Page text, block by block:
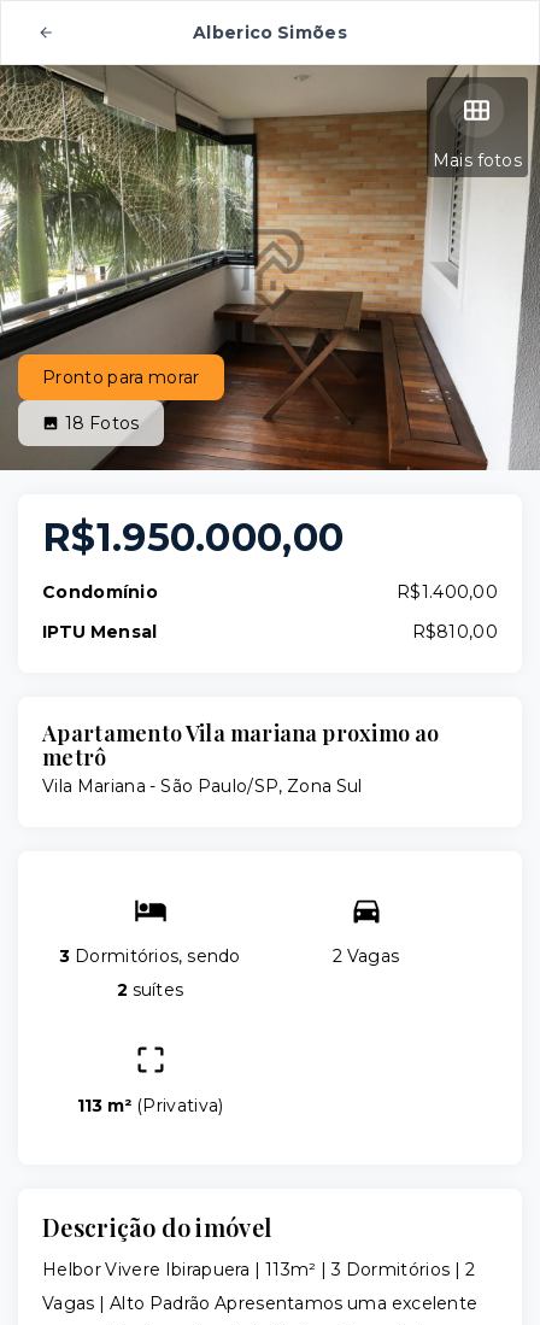
Alberico Simões
Mais fotos
Pronto para morar
18 Fotos
R$1.950.000,00
Condomínio
R$1.400,00
IPTU Mensal
R$810,00
Apartamento Vila mariana proximo ao
metrô
Vila Mariana - São Paulo/SP, Zona Sul
3 Dormitórios, sendo
2 suítes
2 Vagas
113 m² (Privativa)
Descrição do imóvel
Helbor Vivere Ibirapuera | 113m² | 3 Dormitórios | 2
Vagas | Alto Padrão Apresentamos uma excelente